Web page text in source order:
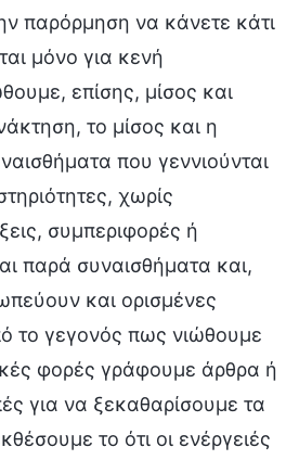
παρόρμηση να κάνετε κάτι
μόνο για κενή
επίσης, μίσος και
το μίσος και η
που γεννιούνται
χωρίς
συμπεριφορές ή
παρά συναισθήματα και,
και ορισμένες
το γεγονός πως νιώθουμε
φορές γράφουμε άρθρα ή
για να ξεκαθαρίσουμε τα
το ότι οι ενέργειές